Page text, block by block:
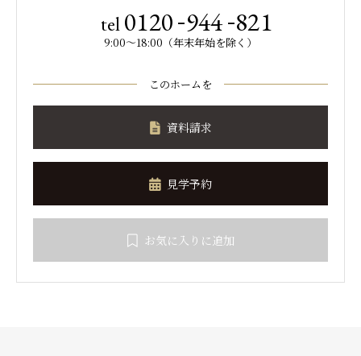
tel0120-944-821
9:00～18:00（年末年始を除く）
このホームを
資料請求
見学予約
お気に入りに追加